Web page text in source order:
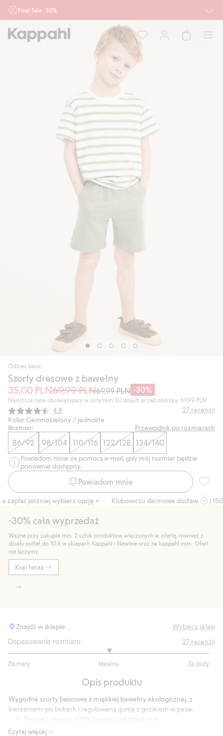
Final Sale -30%
Ważne przy zakupie min. 2 sztuk produktów włączonych w ofertę, również z
działu outlet do 10.8 w sklepach Kappahl i Newbie oraz na kappahl.com. Ofert
nie łączymy
Dziecko
Odzież basic
Szorty dresowe z bawełny
35,00 PLN69,99 PLN69,99 PLN -30%
Najniższa cena obowiązująca w ostatnich 30 dniach przed obniżką: 69,99 PLN
Średnia ocena:
4.8 27 recenzji
Kolor:Ciemnozielony / jednolite
Rozmiar:
Przewodnik po rozmiarach
86/92 98/104 110/116 122/128 134/140
Powiadom mnie za pomocą e-mail, gdy mój rozmiar będzie
ponownie dostępny.
Powiadom mnie
później wybierz opcję + Klubowiczu darmowa dostawa od 150 zł
-30% cała wyprzedaż
Ważne przy zakupie min. 2 sztuk produktów włączonych w ofertę, również z
działu outlet do 10.8 w sklepach Kappahl i Newbie oraz na kappahl.com. Ofert
nie łączymy
Kup teraz
Znajdź w sklepie Wybierz sklep
Dopasowanie rozmiaru
Za mały Idealny Za duży
na
21
głosów
27 recenzji
Opis produktu
Czytaj więcej
Wygodne szorty basicowe z miękkiej bawełny ekologicznej, z
kieszeniami po bokach i regulowaną gumą z guzikiem w pasie.
Numer artykułu